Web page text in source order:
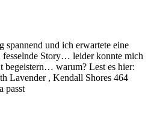
spannend und ich erwartete eine
Story… leider konnte mich
begeistern… warum? Lest es hier:
Lavender , Kendall Shores 464
passt